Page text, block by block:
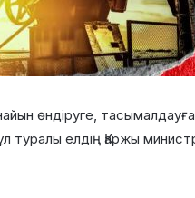
өндіруге,
туралы елдің Қаржы